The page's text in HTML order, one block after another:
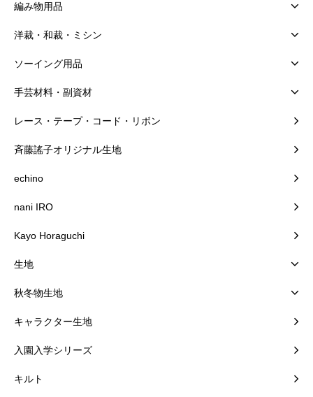
編み物用品
洋裁・和裁・ミシン
ソーイング用品
手芸材料・副資材
レース・テープ・コード・リボン
斉藤謠子オリジナル生地
echino
nani IRO
Kayo Horaguchi
生地
秋冬物生地
キャラクター生地
入園入学シリーズ
キルト